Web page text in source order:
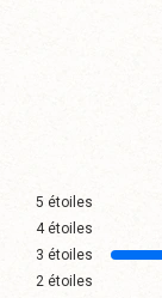
5 étoiles
4étoiles
3 étoiles
2 étoiles